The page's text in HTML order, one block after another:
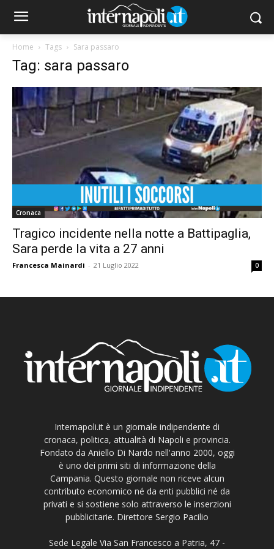
Home Tags Sara passaro
Tag: sara passaro
Cronaca
Tragico incidente nella notte a Battipaglia,
Sara perde la vita a 27 anni
Francesca Mainardi - 21 Luglio 2022 0
Internapoli.it è un giornale indipendente di
cronaca, politica, attualità di Napoli e provincia.
Fondato da Aniello Di Nardo nell'anno 2000, oggi
è uno dei primi siti di informazione della
Campania. Questo giornale non riceve alcun
contributo economico né da enti pubblici né da
privati e si sostiene solo attraverso le inserzioni
pubblicitarie. Direttore Sergio Pacilio
Sede Legale Via San Francesco a Patria, 47 -